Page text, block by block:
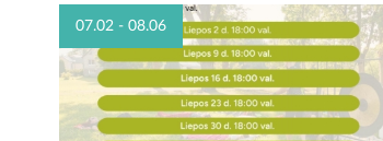
vakaro atmosfera kvies patirti išskirtinį...
07.02 - 08.06